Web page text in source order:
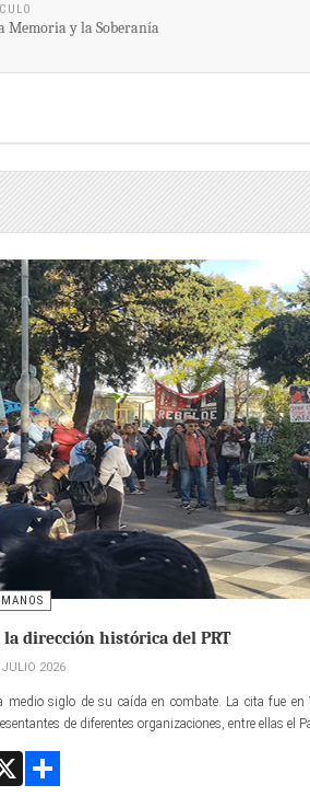
Memoria y la Soberanía
la dirección histórica del PRT
JULIO 2026
medio siglo de su caída en combate. La cita fue
de diferentes organizaciones, entre ellas el